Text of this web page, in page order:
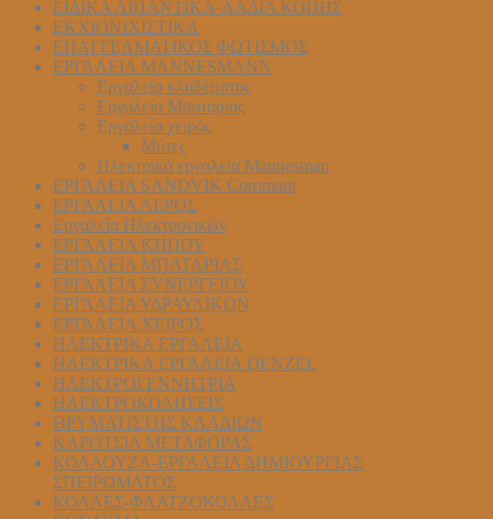
ΕΙΔΙΚΑ ΛΙΠΑΝΤΙΚΑ-ΛΑΔΙΑ ΚΟΠΗΣ
ΕΚΧΙΟΝΙΧΙΣΤΙΚΑ
ΕΠΑΓΓΕΛΜΑΤΙΚΟΣ ΦΩΤΙΣΜΟΣ
ΕΡΓΑΛΕΙΑ MANNESMANN
Εργαλεία κλαδέματος
Εργαλεία Μπαταρίας
Εργαλεία χειρός
Μύτες
Ηλεκτρικά εργαλεία Mannesman
ΕΡΓΑΛΕΙΑ SANDVIK Coromant
ΕΡΓΑΛΕΙΑ ΑΕΡΟΣ
Εργαλεία Ηλεκτρονικών
ΕΡΓΑΛΕΙΑ ΚΗΠΟΥ
ΕΡΓΑΛΕΙΑ ΜΠΑΤΑΡΙΑΣ
ΕΡΓΑΛΕΙΑ ΣΥΝΕΡΓΕΙΟΥ
ΕΡΓΑΛΕΙΑ ΥΔΡΑΥΛΙΚΩΝ
ΕΡΓΑΛΕΙΑ ΧΕΙΡΟΣ
ΗΛΕΚΤΡΙΚΑ ΕΡΓΑΛΕΙΑ
ΗΛΕΚΤΡΙΚΑ ΕΡΓΑΛΕΙΑ DENZEL
ΗΛΕΚΤΡΟΓΕΝΝΗΤΡΙΑ
ΗΛΕΚΤΡΟΚΟΛΗΣΕΙΣ
ΘΡΥΜΑΤΙΣΤΗΣ ΚΛΑΔΙΩΝ
ΚΑΡΟΤΣΙΑ ΜΕΤΑΦΟΡΑΣ
ΚΟΛΑΟΥΖΑ-ΕΡΓΑΛΕΙΑ ΔΗΜΙΟΥΡΓΙΑΣ
ΣΠΕΙΡΩΜΑΤΟΣ
ΚΟΛΛΕΣ-ΦΛΑΤΖΟΚΟΛΛΕΣ